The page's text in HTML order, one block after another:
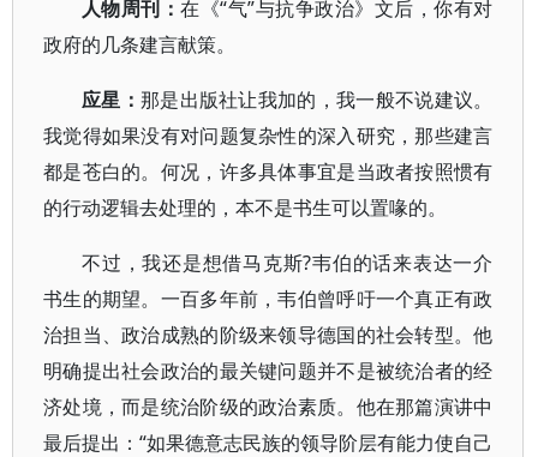
人物周刊：在《“气”与抗争政治》文后，你有对
政府的几条建言献策。
应星： 那是出版社让我加的，我一般不说建议。
我觉得如果没有对问题复杂性的深入研究，那些建言
都是苍白的。何况，许多具体事宜是当政者按照惯有
的行动逻辑去处理的，本不是书生可以置喙的。
不过，我还是想借马克斯?韦伯的话来表达一介
书生的期望。一百多年前，韦伯曾呼吁一个真正有政
治担当、政治成熟的阶级来领导德国的社会转型。他
明确提出社会政治的最关键问题并不是被统治者的经
济处境，而是统治阶级的政治素质。他在那篇演讲中
最后提出：“如果德意志民族的领导阶层有能力使自己